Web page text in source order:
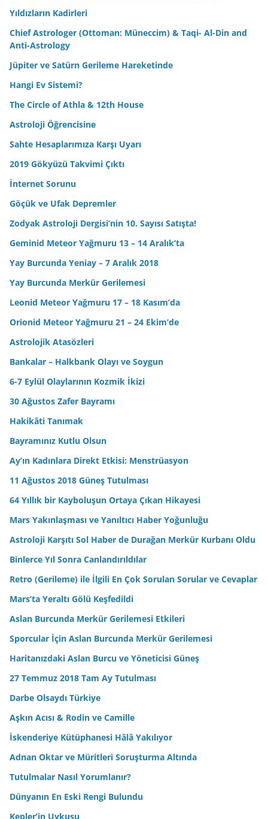
Yıldızların Kadirleri
Chief Astrologer (Ottoman: Müneccim) & Taqi- Al-Din and
Anti-Astrology
Jüpiter ve Satürn Gerileme Hareketinde
Hangi Ev Sistemi?
The Circle of Athla & 12th House
Astroloji Öğrencisine
Sahte Hesaplarımıza Karşı Uyarı
2019 Gökyüzü Takvimi Çıktı
İnternet Sorunu
Göçük ve Ufak Depremler
Zodyak Astroloji Dergisi’nin 10. Sayısı Satışta!
Geminid Meteor Yağmuru 13 – 14 Aralık’ta
Yay Burcunda Yeniay – 7 Aralık 2018
Yay Burcunda Merkür Gerilemesi
Leonid Meteor Yağmuru 17 – 18 Kasım’da
Orionid Meteor Yağmuru 21 – 24 Ekim’de
Astrolojik Atasözleri
Bankalar – Halkbank Olayı ve Soygun
6-7 Eylül Olaylarının Kozmik İkizi
30 Ağustos Zafer Bayramı
Hakikâti Tanımak
Bayramınız Kutlu Olsun
Ay’ın Kadınlara Direkt Etkisi: Menstrüasyon
11 Ağustos 2018 Güneş Tutulması
64 Yıllık bir Kayboluşun Ortaya Çıkan Hikayesi
Mars Yakınlaşması ve Yanıltıcı Haber Yoğunluğu
Astroloji Karşıtı Sol Haber de Durağan Merkür Kurbanı Oldu
Binlerce Yıl Sonra Canlandırıldılar
Retro (Gerileme) ile İlgili En Çok Sorulan Sorular ve Cevaplar
Mars’ta Yeraltı Gölü Keşfedildi
Aslan Burcunda Merkür Gerilemesi Etkileri
Sporcular İçin Aslan Burcunda Merkür Gerilemesi
Haritanızdaki Aslan Burcu ve Yöneticisi Güneş
27 Temmuz 2018 Tam Ay Tutulması
Darbe Olsaydı Türkiye
Aşkın Acısı & Rodin ve Camille
İskenderiye Kütüphanesi Hâlâ Yakılıyor
Adnan Oktar ve Müritleri Soruşturma Altında
Tutulmalar Nasıl Yorumlanır?
Dünyanın En Eski Rengi Bulundu
Kepler’in Uykusu